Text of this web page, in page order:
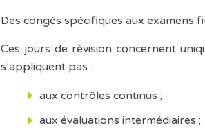
Des congés spécifiques aux examens
Ces jours de révision concernent
s’appliquent pas :
aux contrôles continus ;
aux évaluations intermédiaires ;